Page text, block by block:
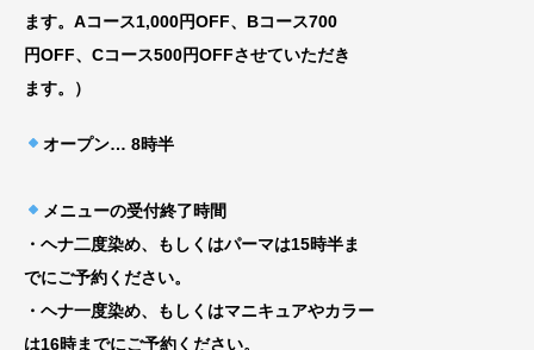
ます。Aコース1,000円OFF、Bコース700
円OFF、Cコース500円OFFさせていただき
ます。）
オープン… 8時半
メニューの受付終了時間
・ヘナ二度染め、もしくはパーマは15時半ま
でにご予約ください。
・ヘナ一度染め、もしくはマニキュアやカラー
は16時までにご予約ください。